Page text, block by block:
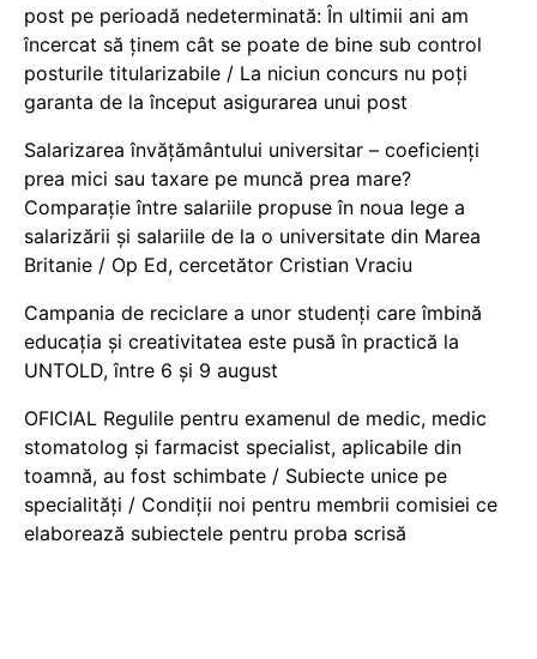
post pe perioadă nedeterminată: În ultimii ani am
încercat să ținem cât se poate de bine sub control
posturile titularizabile / La niciun concurs nu poți
garanta de la început asigurarea unui post
Salarizarea învățământului universitar – coeficienți
prea mici sau taxare pe muncă prea mare?
Comparație între salariile propuse în noua lege a
salarizării și salariile de la o universitate din Marea
Britanie / Op Ed, cercetător Cristian Vraciu
Campania de reciclare a unor studenți care îmbină
educația și creativitatea este pusă în practică la
UNTOLD, între 6 și 9 august
OFICIAL Regulile pentru examenul de medic, medic
stomatolog și farmacist specialist, aplicabile din
toamnă, au fost schimbate / Subiecte unice pe
specialități / Condiții noi pentru membrii comisiei ce
elaborează subiectele pentru proba scrisă